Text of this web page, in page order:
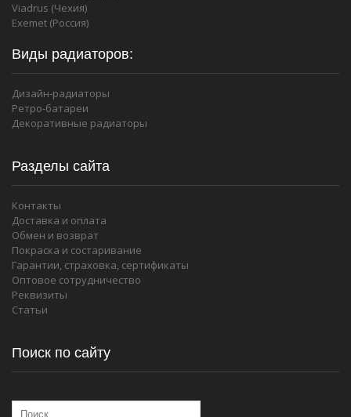
Viadrus (Чехия)
Exemet (Россия)
Виды радиаторов:
Дизайн-радиаторы
Ретро-батареи
Декоративные радиаторы
Разделы сайта
Контакты
Доставка и оплата
Обмен и возврат
Покраска и состаривание
Гарантии, страховка, сертификаты
Оптовое сотрудничество
Реквизиты
Статьи
Поиск по сайту